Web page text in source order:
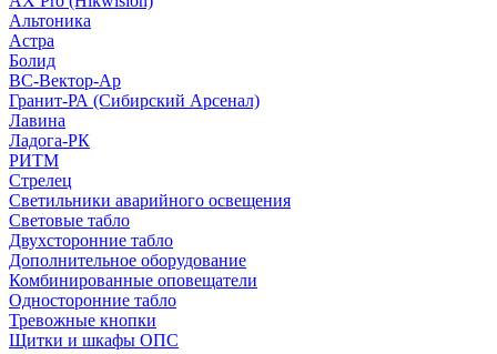
Альтоника
Астра
Болид
ВС-Вектор-Ар
Гранит-РА (Сибирский Арсенал)
Лавина
Ладога-РК
РИТМ
Стрелец
Светильники аварийного освещения
Световые табло
Двухсторонние табло
Дополнительное оборудование
Комбинированные оповещатели
Односторонние табло
Тревожные кнопки
Щитки и шкафы ОПС